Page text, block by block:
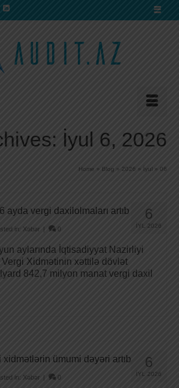
İyul 6, 2026
Home » Blog » 2026 » İyul » 06
6
İYL 2026
ayda vergi daxilolmaları artıb
in: Xəbər | 0
aylarında İqtisadiyyat Nazirliyi
Vergi Xidmətinin xəttilə dövlət
842,7 milyon manat vergi daxil
6
İYL 2026
xidmətlərin ümumi dəyəri artıb
in: Xəbər | 0